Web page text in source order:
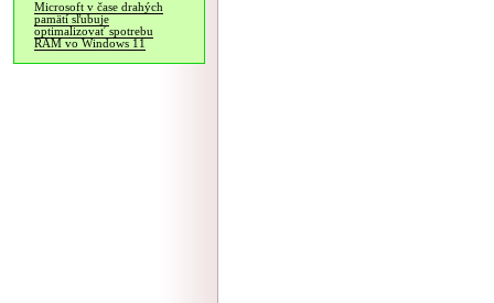
Microsoft v čase drahých
pamätí sľubuje
optimalizovať spotrebu
RAM vo Windows 11